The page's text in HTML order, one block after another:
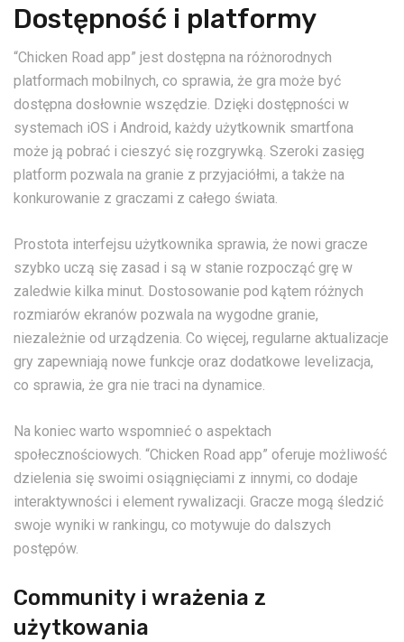
Dostępność i platformy
“Chicken Road app” jest dostępna na różnorodnych
platformach mobilnych, co sprawia, że gra może być
dostępna dosłownie wszędzie. Dzięki dostępności w
systemach iOS i Android, każdy użytkownik smartfona
może ją pobrać i cieszyć się rozgrywką. Szeroki zasięg
platform pozwala na granie z przyjaciółmi, a także na
konkurowanie z graczami z całego świata.
Prostota interfejsu użytkownika sprawia, że nowi gracze
szybko uczą się zasad i są w stanie rozpocząć grę w
zaledwie kilka minut. Dostosowanie pod kątem różnych
rozmiarów ekranów pozwala na wygodne granie,
niezależnie od urządzenia. Co więcej, regularne aktualizacje
gry zapewniają nowe funkcje oraz dodatkowe levelizacja,
co sprawia, że gra nie traci na dynamice.
Na koniec warto wspomnieć o aspektach
społecznościowych. “Chicken Road app” oferuje możliwość
dzielenia się swoimi osiągnięciami z innymi, co dodaje
interaktywności i element rywalizacji. Gracze mogą śledzić
swoje wyniki w rankingu, co motywuje do dalszych
postępów.
Community i wrażenia z
użytkowania